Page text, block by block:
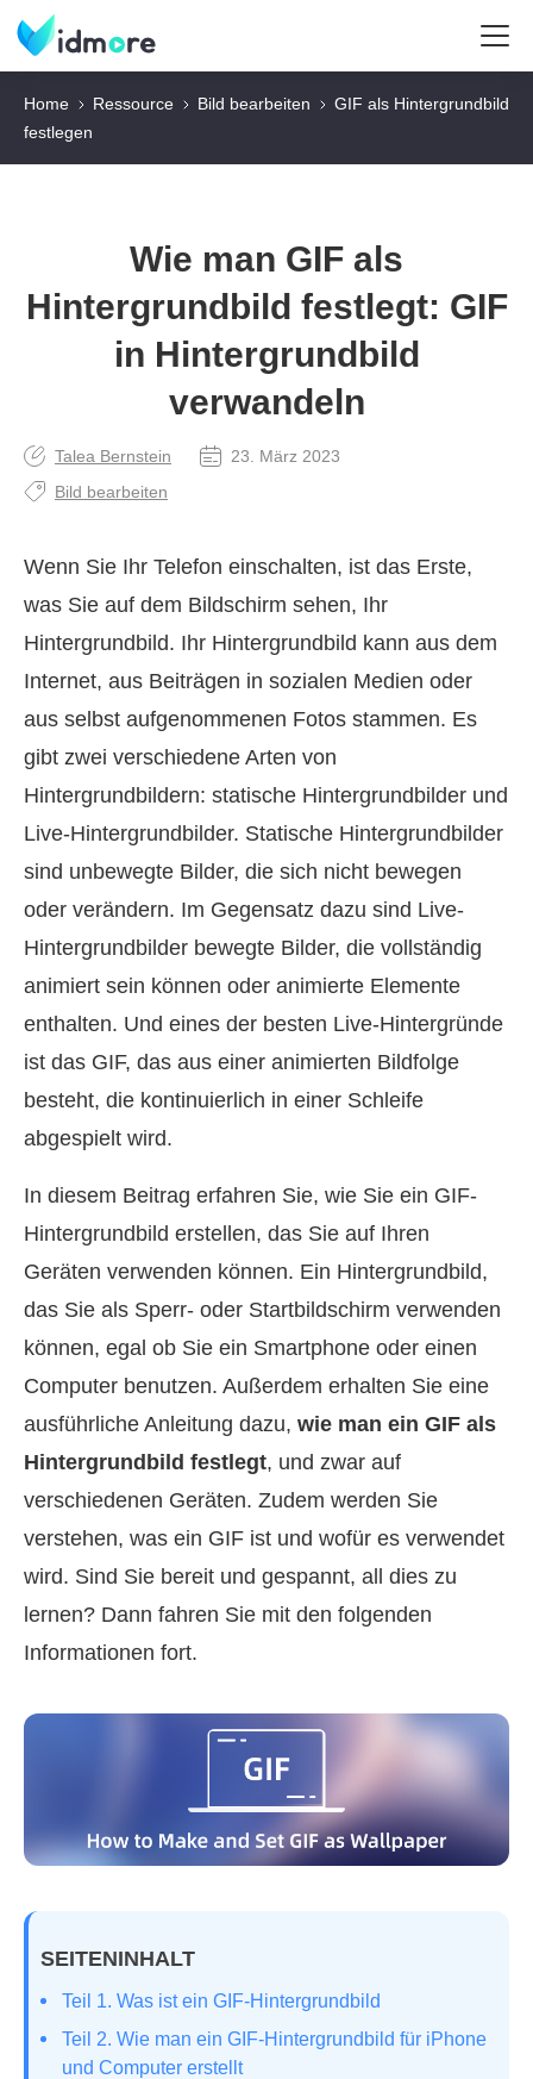
Home Ressource Bild bearbeiten
GIF als Hintergrundbild
festlegen
Wie man GIF als
Hintergrundbild festlegt: GIF
in Hintergrundbild
verwandeln
Talea Bernstein
23. März 2023
Bild bearbeiten
Wenn Sie Ihr Telefon einschalten, ist das Erste,
was Sie auf dem Bildschirm sehen, Ihr
Hintergrundbild. Ihr Hintergrundbild kann aus dem
Internet, aus Beiträgen in sozialen Medien oder
aus selbst aufgenommenen Fotos stammen. Es
gibt zwei verschiedene Arten von
Hintergrundbildern: statische Hintergrundbilder und
Live-Hintergrundbilder. Statische Hintergrundbilder
sind unbewegte Bilder, die sich nicht bewegen
oder verändern. Im Gegensatz dazu sind Live-
Hintergrundbilder bewegte Bilder, die vollständig
animiert sein können oder animierte Elemente
enthalten. Und eines der besten Live-Hintergründe
ist das GIF, das aus einer animierten Bildfolge
besteht, die kontinuierlich in einer Schleife
abgespielt wird.
In diesem Beitrag erfahren Sie, wie Sie ein GIF-
Hintergrundbild erstellen, das Sie auf Ihren
Geräten verwenden können. Ein Hintergrundbild,
das Sie als Sperr- oder Startbildschirm verwenden
können, egal ob Sie ein Smartphone oder einen
Computer benutzen. Außerdem erhalten Sie eine
ausführliche Anleitung dazu, wie man ein GIF als
Hintergrundbild festlegt, und zwar auf
verschiedenen Geräten. Zudem werden Sie
verstehen, was ein GIF ist und wofür es verwendet
wird. Sind Sie bereit und gespannt, all dies zu
lernen? Dann fahren Sie mit den folgenden
Informationen fort.
SEITENINHALT
Teil 1. Was ist ein GIF-Hintergrundbild
Teil 2. Wie man ein GIF-Hintergrundbild für iPhone
und Computer erstellt